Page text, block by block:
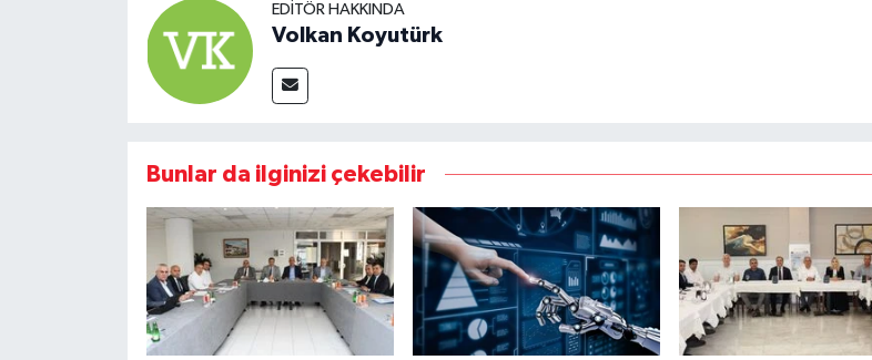
EDITÖR HAKKINDA
Volkan Koyutürk
Bunlar da ilginizi çekebilir